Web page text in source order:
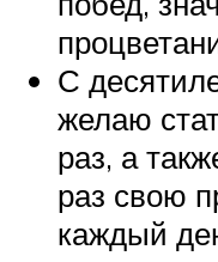
С
желаю
раз, а
раз свою
каждый